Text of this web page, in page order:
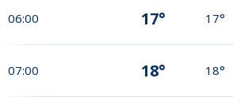
06:00 17° 17°
07:00 18° 18°